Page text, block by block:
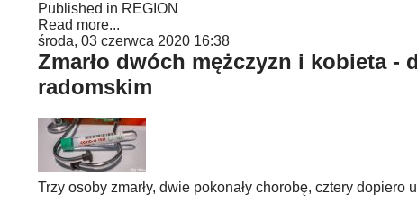
Published in REGION
Read more...
środa, 03 czerwca 2020 16:38
Zmarło dwóch mężczyzn i kobieta
radomskim
Trzy osoby zmarły, dwie pokonały chorobę, cztery